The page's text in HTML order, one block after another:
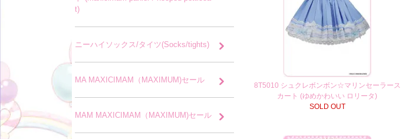
8T5010 シュクレボンボン☆マリンセーラース
カート (ゆめかわいい ロリータ)
SOLD OUT
t)
ニーハイソックス/タイツ(Socks/tights)
MA MAXICIMAM（MAXIMUM)セール
MAM MAXICIMAM（MAXIMUM)セール